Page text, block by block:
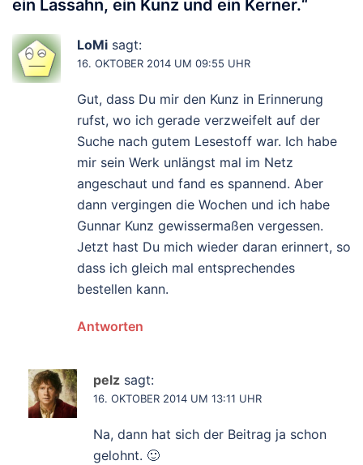
ein Lassahn, ein Kunz und ein Kerner.“
LoMi sagt:
16. OKTOBER 2014 UM 09:55 UHR
Gut, dass Du mir den Kunz in Erinnerung
rufst, wo ich gerade verzweifelt auf der
Suche nach gutem Lesestoff war. Ich habe
mir sein Werk unlängst mal im Netz
angeschaut und fand es spannend. Aber
dann vergingen die Wochen und ich habe
Gunnar Kunz gewissermaßen vergessen.
Jetzt hast Du mich wieder daran erinnert, so
dass ich gleich mal entsprechendes
bestellen kann.
Antworten
pelz sagt:
16. OKTOBER 2014 UM 13:11 UHR
Na, dann hat sich der Beitrag ja schon
gelohnt. 🙂